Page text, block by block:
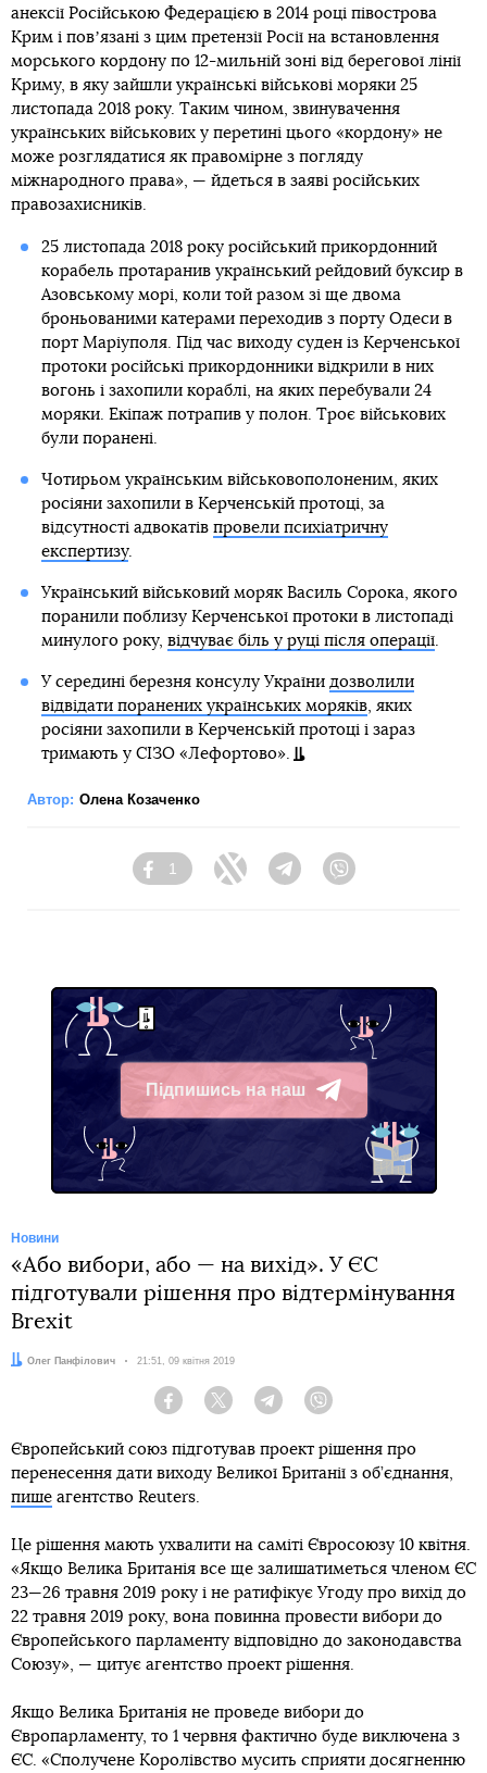
анексії Російською Федерацією в 2014 році півострова
Крим і повʼязані з цим претензії Росії на встановлення
морського кордону по 12-мильній зоні від берегової лінії
Криму, в яку зайшли українські військові моряки 25
листопада 2018 року. Таким чином, звинувачення
українських військових у перетині цього «кордону» не
може розглядатися як правомірне з погляду
міжнародного права», — йдеться в заяві російських
правозахисників.
25 листопада 2018 року російський прикордонний
корабель протаранив український рейдовий буксир в
Азовському морі, коли той разом зі ще двома
броньованими катерами переходив з порту Одеси в
порт Маріуполя. Під час виходу суден із Керченської
протоки російські прикордонники відкрили в них
вогонь і захопили кораблі, на яких перебували 24
моряки. Екіпаж потрапив у полон. Троє військових
були поранені.
Чотирьом українським військовополоненим, яких
росіяни захопили в Керченській протоці, за
відсутності адвокатів провели психіатричну
експертизу.
Український військовий моряк Василь Сорока, якого
поранили поблизу Керченської протоки в листопаді
минулого року, відчуває біль у руці після операції.
У середині березня консулу України дозволили
відвідати поранених українських моряків, яких
росіяни захопили в Керченській протоці і зараз
тримають у СІЗО «Лефортово».
Автор: Олена Козаченко
Facebook
1
Twitter Telegram
Підпишись на наш
Telegram
Новини
«Або вибори, або — на вихід». У ЄС
підготували рішення про відтермінування
Brexit
Автор:
Олег Панфілович Дата:
21:51, 09 квітня 2019
Facebook Twitter Telegram
Європейський союз підготував проект рішення про
перенесення дати виходу Великої Британії з об’єднання,
пише агентство Reuters.
Це рішення мають ухвалити на саміті Євросоюзу 10 квітня.
«Якщо Велика Британія все ще залишатиметься членом ЄС
23—26 травня 2019 року і не ратифікує Угоду про вихід до
22 травня 2019 року, вона повинна провести вибори до
Європейського парламенту відповідно до законодавства
Союзу», — цитує агентство проект рішення.
Якщо Велика Британія не проведе вибори до
Європарламенту, то 1 червня фактично буде виключена з
ЄС. «Сполучене Королівство мусить сприяти досягненню